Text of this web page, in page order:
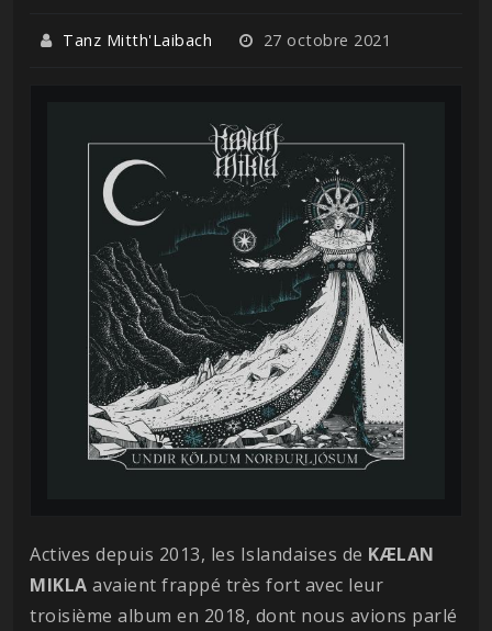
Tanz Mitth'Laibach 27 octobre 2021
Actives depuis 2013, les Islandaises de KÆLAN
MIKLA avaient frappé très fort avec leur
troisième album en 2018, dont nous avions parlé